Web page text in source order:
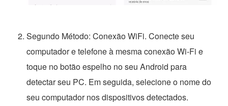
Segundo Método: Conexão WiFi. Conecte seu
computador e telefone à mesma conexão Wi-Fi e
toque no botão espelho no seu Android para
detectar seu PC. Em seguida, selecione o nome do
seu computador nos dispositivos detectados.